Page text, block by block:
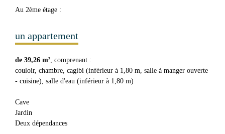
Au 2ème étage :
un appartement
de 39,26 m², comprenant :
couloir, chambre, cagibi (inférieur à 1,80 m, salle à manger ouverte
- cuisine), salle d'eau (inférieur à 1,80 m)
Cave
Jardin
Deux dépendances